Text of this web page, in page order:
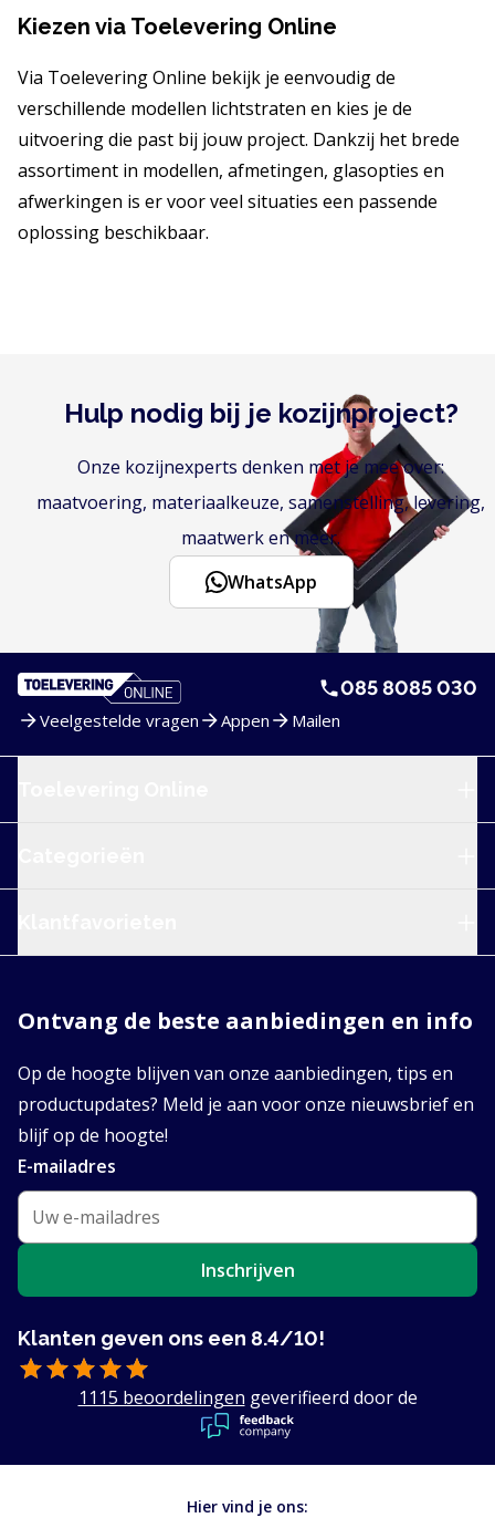
Kiezen via Toelevering Online
Via Toelevering Online bekijk je eenvoudig de
verschillende modellen lichtstraten en kies je de
uitvoering die past bij jouw project. Dankzij het brede
assortiment in modellen, afmetingen, glasopties en
afwerkingen is er voor veel situaties een passende
oplossing beschikbaar.
Hulp nodig bij je kozijnproject?
Onze kozijnexperts denken met je mee over:
maatvoering, materiaalkeuze, samenstelling, levering,
maatwerk en meer.
WhatsApp
085 8085 030
Veelgestelde vragen Appen Mailen
Ontvang de beste aanbiedingen en info
Op de hoogte blijven van onze aanbiedingen, tips en
productupdates? Meld je aan voor onze nieuwsbrief en
blijf op de hoogte!
E-mailadres
Inschrijven
Klanten geven ons een 8.4/10!
1115 beoordelingen geverifieerd door de
Hier vind je ons: